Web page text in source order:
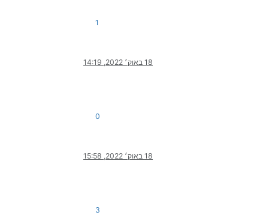
1
18 באוק׳ 2022, 14:19
0
18 באוק׳ 2022, 15:58
3